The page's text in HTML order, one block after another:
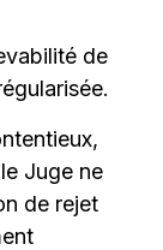
de
Juge ne
de rejet